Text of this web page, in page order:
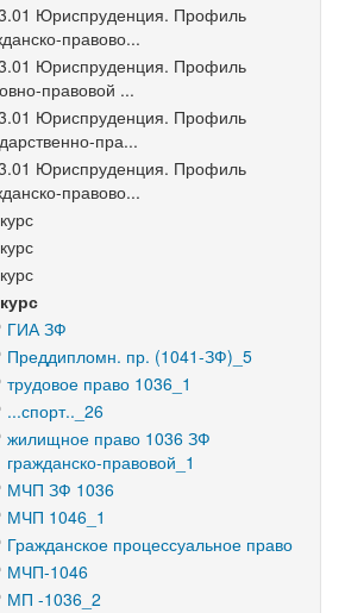
Юриспруденция. Профиль
правово...
Юриспруденция. Профиль
правовой ...
Юриспруденция. Профиль
пра...
Юриспруденция. Профиль
правово...
ГИА ЗФ
Преддипломн. пр. (1041-ЗФ)_5
трудовое право 1036_1
...спорт.._26
жилищное право 1036 ЗФ
гражданско-правовой_1
МЧП ЗФ 1036
МЧП 1046_1
Гражданское процессуальное право
МЧП-1046
МП -1036_2